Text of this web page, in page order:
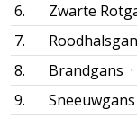
6.
Zwarte
7.
8.
Brandgans ·
9.